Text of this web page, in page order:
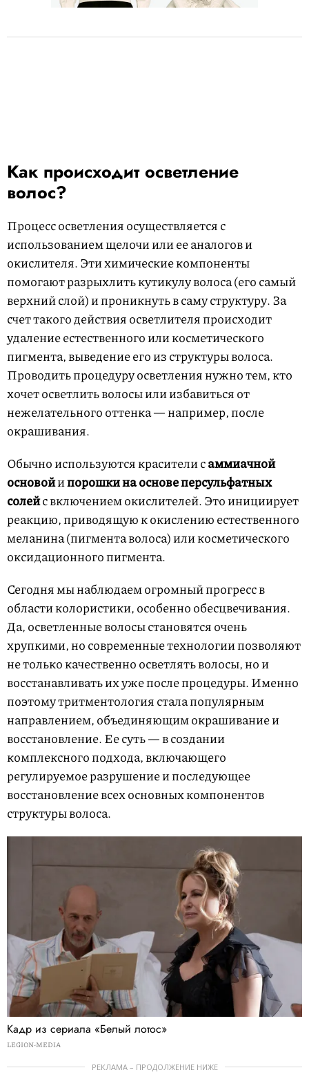
Как происходит осветление
волос?
Процесс осветления осуществляется с
использованием щелочи или ее аналогов и
окислителя. Эти химические компоненты
помогают разрыхлить кутикулу волоса (его самый
верхний слой) и проникнуть в саму структуру. За
счет такого действия осветлителя происходит
удаление естественного или косметического
пигмента, выведение его из структуры волоса.
Проводить процедуру осветления нужно тем, кто
хочет осветлить волосы или избавиться от
нежелательного оттенка — например, после
окрашивания.
Обычно используются красители саммиачной
основойипорошки на основе персульфатных
солейс включением окислителей. Это инициирует
реакцию, приводящую к окислению естественного
меланина (пигмента волоса) или косметического
оксидационного пигмента.
Сегодня мы наблюдаем огромный прогресс в
области колористики, особенно обесцвечивания.
Да, осветленные волосы становятся очень
хрупкими, но современные технологии позволяют
не только качественно осветлять волосы, но и
восстанавливать их уже после процедуры. Именно
поэтому тритментология стала популярным
направлением, объединяющим окрашивание и
восстановление. Ее суть — в создании
комплексного подхода, включающего
регулируемое разрушение и последующее
восстановление всех основных компонентов
структуры волоса.
Кадр из сериала «Белый лотос»
LEGION-MEDIA
РЕКЛАМА – ПРОДОЛЖЕНИЕ НИЖЕ